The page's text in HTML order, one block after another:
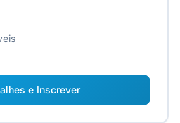
e Inscrever